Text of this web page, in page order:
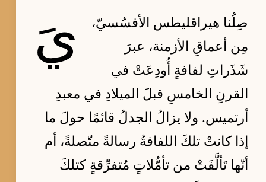
يَ
صِلُنا هيراقليطس الأفسُسيّ،
مِن أعماقِ الأزمنة، عبرَ
شَذَراتِ لفافةٍ أُودِعَتْ في
القرنِ الخامسِ قبلَ الميلادِ في معبدِ
أرتميس. ولا يزالُ الجدلُ قائمًا حولَ ما
إذا كانتْ تلكَ اللفافةُ رسالةً متّصلةً، أم
أنّها تَألَّفَتْ من تأمُّلاتٍ مُتفرِّقةٍ كتلكَ